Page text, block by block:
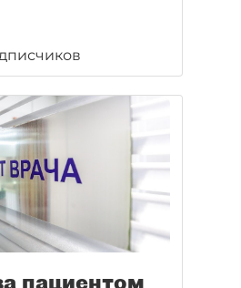
пациентом